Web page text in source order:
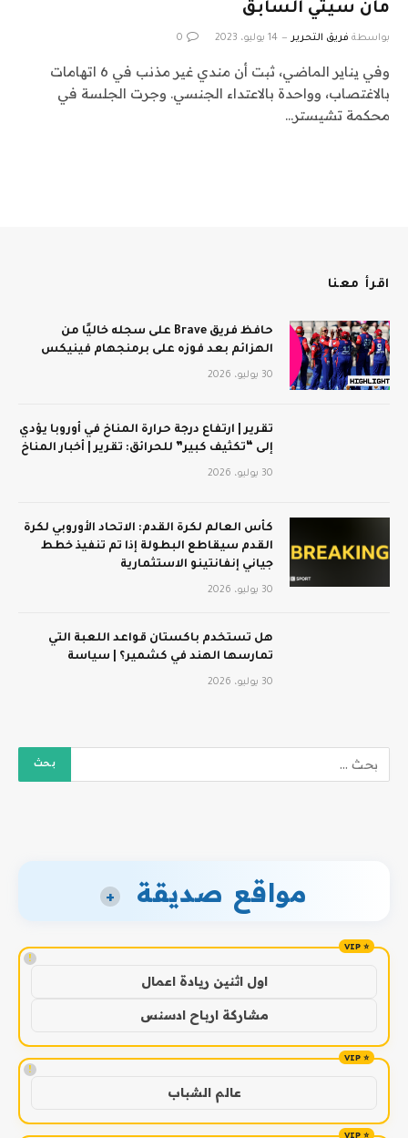
مان سيتي السابق
بواسطة فريق التحرير 14 يوليو، 2023 0
وفي يناير الماضي، ثبت أن مندي غير مذنب في 6 اتهامات
بالاغتصاب، وواحدة بالاعتداء الجنسي. وجرت الجلسة في
محكمة تشيستر…
اقرأ معنا
حافظ فريق Brave على سجله خاليًا من
الهزائم بعد فوزه على برمنجهام فينيكس
30 يوليو، 2026
تقرير | ارتفاع درجة حرارة المناخ في أوروبا يؤدي
إلى “تكثيف كبير” للحرائق: تقرير | أخبار المناخ
30 يوليو، 2026
كأس العالم لكرة القدم: الاتحاد الأوروبي لكرة
القدم سيقاطع البطولة إذا تم تنفيذ خطط
جياني إنفانتينو الاستثمارية
30 يوليو، 2026
هل تستخدم باكستان قواعد اللعبة التي
تمارسها الهند في كشمير؟ | سياسة
30 يوليو، 2026
مواقع صديقة +
!
اول اثنين ريادة اعمال
مشاركة ارباح ادسنس
!
عالم الشباب